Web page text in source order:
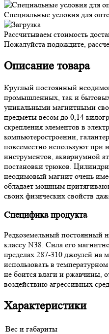
Специальные условия для
Рассчитываем стоимость
Пожалуйста подождите,
Описание товара
Круглый постоянный
промышленных, так и
уникальными магнитными
предметы весом до 0,14
скрепления элементов в
компьютеростроении,
повсеместно используют при
инструментов, аквариумной
постановки трюков.
неодимовый магнит очень
обладает мощным
своих физических свойств
Специфика продукта
Редкоземельный постоянный
классу N38. Сила его
пределах 287-310 джоулей на
использовать в
не боится влаги и ржавчины,
воздействию агрессивных
Характеристики
Вес и габариты